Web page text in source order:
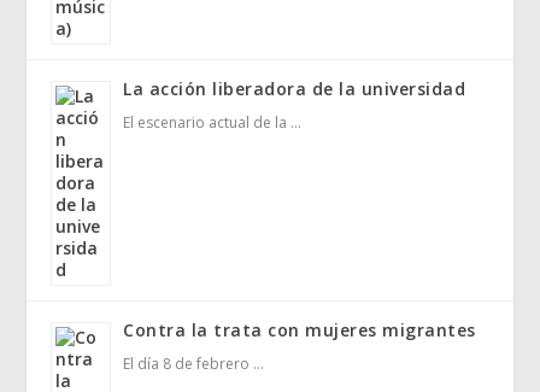
La acción liberadora de la universidad
El escenario actual de la …
Contra la trata con mujeres migrantes
El día 8 de febrero …